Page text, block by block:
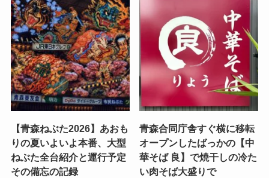
【青森ねぶた2026】あおも
りの夏いよいよ本番、大型
ねぶた全台紹介と運行予定
その備忘の記録
青森合同庁舎すぐ横に移転
オープンしたばっかの【中
華そば 良】で焼干しの冷た
い肉そば大盛りで